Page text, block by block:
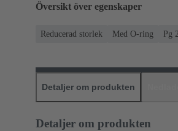
Översikt över egenskaper
Reducerad storlek Med O-ring Pg
Detaljer om produkten
Detaljer om produkten